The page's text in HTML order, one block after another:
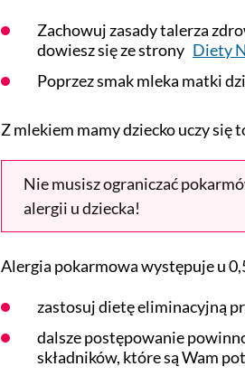
Zachowuj zasady talerza
dowiesz się ze strony Diety
Poprzez smak mleka matki
Z mlekiem mamy dziecko uczy się
Nie musisz ograniczać
alergii u dziecka!
Alergia pokarmowa występuje u
zastosuj dietę eliminacyjną
dalsze postępowanie
składników, które są Wam